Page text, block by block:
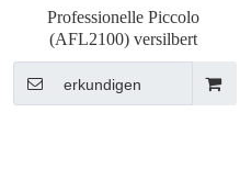
Professionelle Piccolo
(AFL2100) versilbert
erkundigen